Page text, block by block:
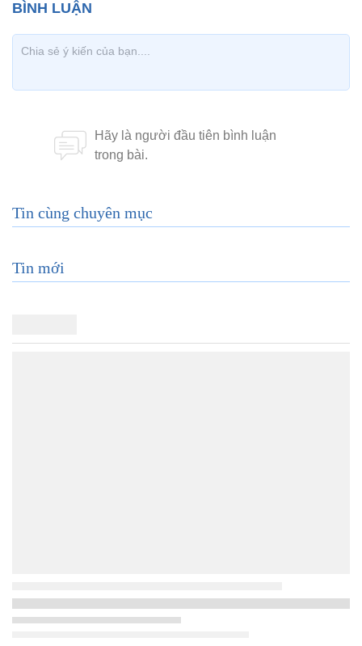
Tin cùng chuyên mục
Tin mới